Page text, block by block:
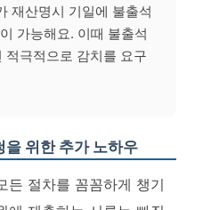
재산명시 기일에 불출석
가능해요. 이때 불출석
극적으로 감치를 요구
위한 추가 노하우
든 절차를 꼼꼼하게 챙기